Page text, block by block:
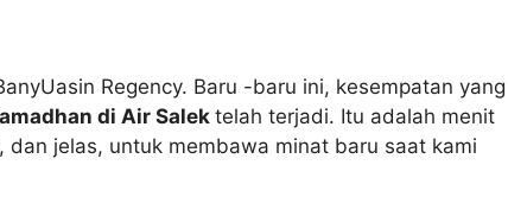
Regency. Baru -baru ini, kesempatan yang
di Air Salek telah terjadi. Itu adalah menit
jelas, untuk membawa minat baru saat kami